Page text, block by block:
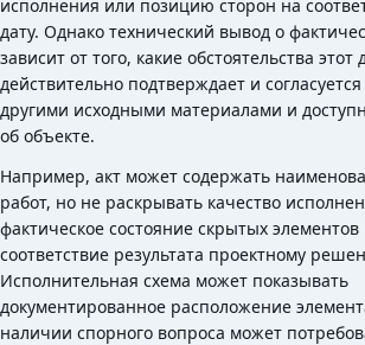
исполнения или позицию сторон на
дату. Однако технический вывод о
зависит от того, какие обстоятельства этот
действительно подтверждает и
другими исходными материалами и
об объекте.
Например, акт может содержать
работ, но не раскрывать качество
фактическое состояние скрытых элементов
соответствие результата проектному
Исполнительная схема может показывать
документированное расположение
наличии спорного вопроса может